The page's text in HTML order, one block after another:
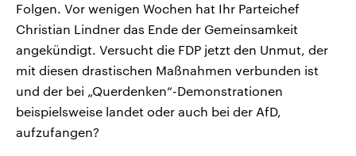
Folgen. Vor wenigen Wochen hat Ihr Parteichef
Christian Lindner das Ende der Gemeinsamkeit
angekündigt. Versucht die FDP jetzt den Unmut, der
mit diesen drastischen Maßnahmen verbunden ist
und der bei „Querdenken“-Demonstrationen
beispielsweise landet oder auch bei der AfD,
aufzufangen?